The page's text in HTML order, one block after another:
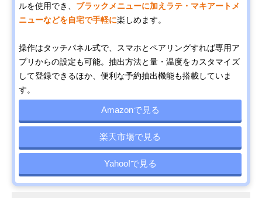
ルを使用でき、 ブラックメニューに加えラテ・マキアートメ
ニューなどを自宅で手軽に楽しめます。
操作はタッチパネル式で、スマホとペアリングすれば専用ア
プリからの設定も可能。抽出方法と量・温度をカスタマイズ
して登録できるほか、便利な予約抽出機能も搭載していま
す。
Amazonで見る
楽天市場で見る
Yahoo!で見る